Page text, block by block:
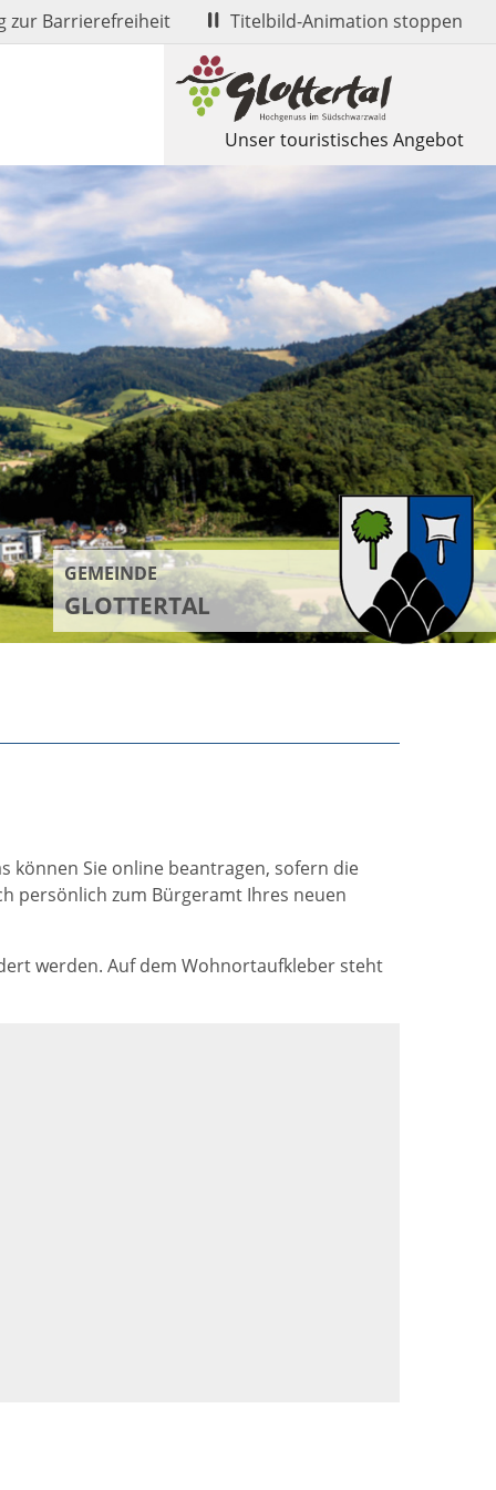
zur Barrierefreiheit Titelbild-Animation stoppen
Unser touristisches Angebot
GEMEINDE
GLOTTERTAL
können Sie online beantragen, sofern die
persönlich zum Bürgeramt Ihres neuen
werden. Auf dem Wohnortaufkleber steht